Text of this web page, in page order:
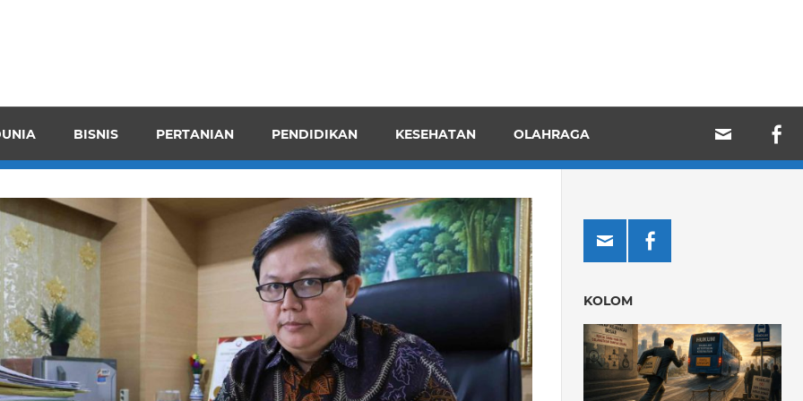
BISNIS PERTANIAN PENDIDIKAN KESEHATAN OLAHRAGA
KOLOM